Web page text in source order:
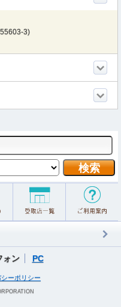
3)
ォン PC
ーポリシー